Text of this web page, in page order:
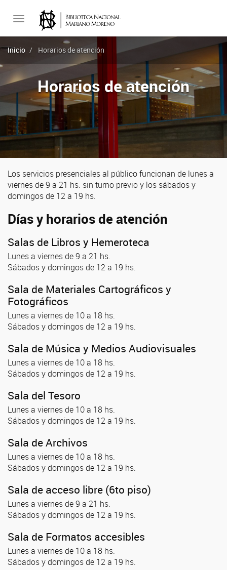
Toggle
navigation
Inicio Horarios de atención
Horarios de atención
Los servicios presenciales al público funcionan de lunes a
viernes de 9 a 21 hs. sin turno previo y los sábados y
domingos de 12 a 19 hs.
Días y horarios de atención
Salas de Libros y Hemeroteca
Lunes a viernes de 9 a 21 hs.
Sábados y domingos de 12 a 19 hs.
Sala de Materiales Cartográficos y
Fotográficos
Lunes a viernes de 10 a 18 hs.
Sábados y domingos de 12 a 19 hs.
Sala de Música y Medios Audiovisuales
Lunes a viernes de 10 a 18 hs.
Sábados y domingos de 12 a 19 hs.
Sala del Tesoro
Lunes a viernes de 10 a 18 hs.
Sábados y domingos de 12 a 19 hs.
Sala de Archivos
Lunes a viernes de 10 a 18 hs.
Sábados y domingos de 12 a 19 hs.
Sala de acceso libre (6to piso)
Lunes a viernes de 9 a 21 hs.
Sábados y domingos de 12 a 19 hs.
Sala de Formatos accesibles
Lunes a viernes de 10 a 18 hs.
Sábados y domingos de 12 a 19 hs.